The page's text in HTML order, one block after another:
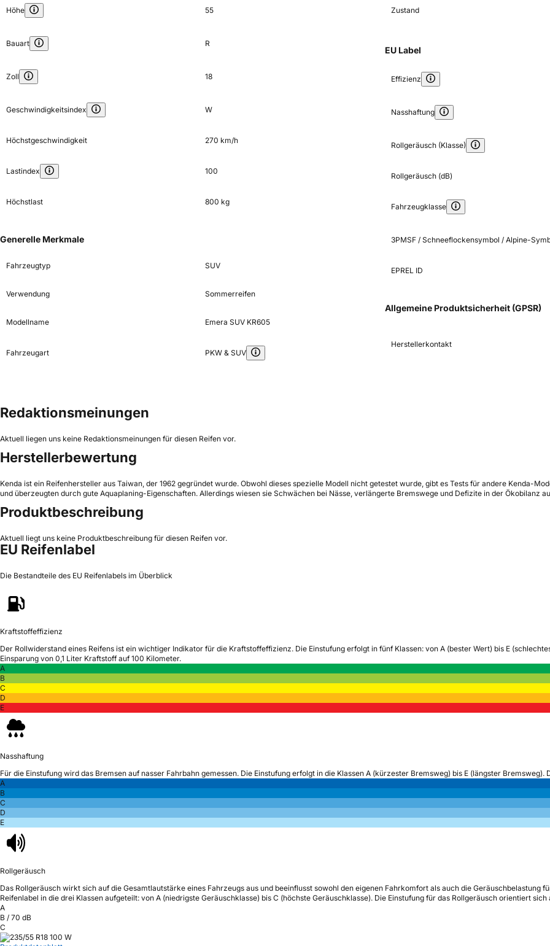
Höhe 55
Bauart R
Zoll 18
Geschwindigkeitsindex W
Höchstgeschwindigkeit 270 km/h
Lastindex 100
Höchstlast 800 kg
Generelle Merkmale
Fahrzeugtyp SUV
Verwendung Sommerreifen
Modellname Emera SUV KR605
Fahrzeugart PKW & SUV
Zustand
EU Label
Effizienz
Nasshaftung
Rollgeräusch (Klasse)
Rollgeräusch (dB)
Fahrzeugklasse
3PMSF / Schneeflockensymbol / Alpine-
EPREL ID
Allgemeine Produktsicherheit (GPSR)
Herstellerkontakt
Redaktionsmeinungen
Aktuell liegen uns keine Redaktionsmeinungen für diesen Reifen vor.
Herstellerbewertung
Kenda ist ein Reifenhersteller aus Taiwan, der 1962 gegründet wurde. Obwohl dieses spezielle Modell nicht getestet wurde, gibt es Tests für andere Kenda-
und überzeugten durch gute Aquaplaning-Eigenschaften. Allerdings wiesen sie Schwächen bei Nässe, verlängerte Bremswege und Defizite in der Ökobilanz
Produktbeschreibung
Aktuell liegt uns keine Produktbeschreibung für diesen Reifen vor.
EU Reifenlabel
Die Bestandteile des EU Reifenlabels im Überblick
Kraftstoffeffizienz
Der Rollwiderstand eines Reifens ist ein wichtiger Indikator für die Kraftstoffeffizienz. Die Einstufung erfolgt in fünf Klassen: von A (bester Wert) bis E
Einsparung von 0,1 Liter Kraftstoff auf 100 Kilometer.
A
B
C
D
E
Nasshaftung
Für die Einstufung wird das Bremsen auf nasser Fahrbahn gemessen. Die Einstufung erfolgt in die Klassen A (kürzester Bremsweg) bis E (längster
A
B
C
D
E
Rollgeräusch
Das Rollgeräusch wirkt sich auf die Gesamtlautstärke eines Fahrzeugs aus und beeinflusst sowohl den eigenen Fahrkomfort als auch die Geräuschbelastung
Reifenlabel in die drei Klassen aufgeteilt: von A (niedrigste Geräuschklasse) bis C (höchste Geräuschklasse). Die Einstufung für das Rollgeräusch orientiert sich
A
B / 70 dB
C